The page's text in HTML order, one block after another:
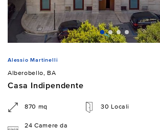
Alessio Martinelli
Alberobello, BA
Casa Indipendente
870 mq 30 Locali
24 Camere da